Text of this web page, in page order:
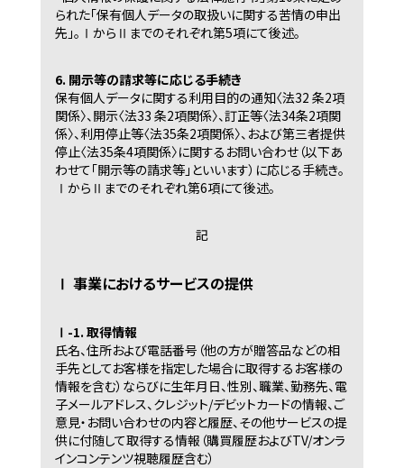
られた「保有個人データの取扱いに関する苦情の申出
先」。ⅠからⅡまでのそれぞれ第5項にて後述。
6. 開示等の請求等に応じる手続き
保有個人データに関する利用目的の通知〈法32 条2項
関係〉、開示〈法33 条2項関係〉、訂正等〈法34条2項関
係〉、利用停止等〈法35条2項関係〉、および第三者提供
停止〈法35条4項関係〉に関するお問い合わせ（以下あ
わせて「開示等の請求等」といいます）に応じる手続き。
ⅠからⅡまでのそれぞれ第6項にて後述。
記
Ⅰ 事業におけるサービスの提供
Ⅰ-1. 取得情報
氏名、住所および電話番号（他の方が贈答品などの相
手先としてお客様を指定した場合に取得するお客様の
情報を含む）ならびに生年月日、性別、職業、勤務先、電
子メールアドレス、クレジット/デビットカードの情報、ご
意見・お問い合わせの内容と履歴、その他サービスの提
供に付随して取得する情報（購買履歴およびTV/オンラ
インコンテンツ視聴履歴含む）